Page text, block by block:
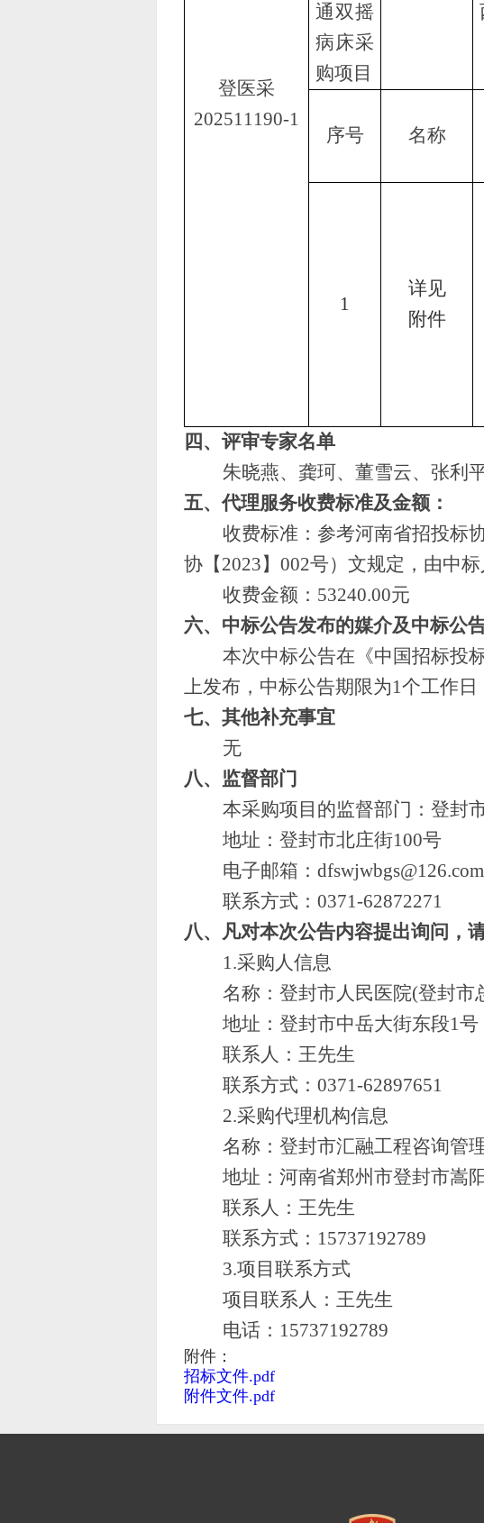
登医采
202511190-1
通双摇
病床采
购项目
序号 名称
1
详见
附件
四、评审专家名单
朱晓燕、龚珂、董雪云、张利
五、代理服务收费标准及金额：
收费标准：参考河南省招投标
协【2023】002号）文规定，由中
收费金额： 53240.00元
六、中标公告发布的媒介及中标公
本次中标公告在《中国招标投
上发布，中标公告期限为1个工作日
七、 其他补充事宜
无
八、监督部门
本采购项目的监督部门：登封
地址：登封市北庄街100号
电子邮箱： dfswjwbgs@126.com
联系方式： 0371-62872271
八、凡对本次公告内容提出询问，
1.采购人信息
名称：登封市人民医院(登封市
地址：登封市中岳大街东段1号
联系人：王先生
联系方式： 0371-62897651
2.采购代理机构信息
名称：登封市汇融工程咨询管
地址：河南省郑州市登封市嵩
联系人：王先生
联系方式： 15737192789
3.项目联系方式
项目联系人：王先生
电话： 15737192789
附件：
招标文件.pdf
附件文件.pdf